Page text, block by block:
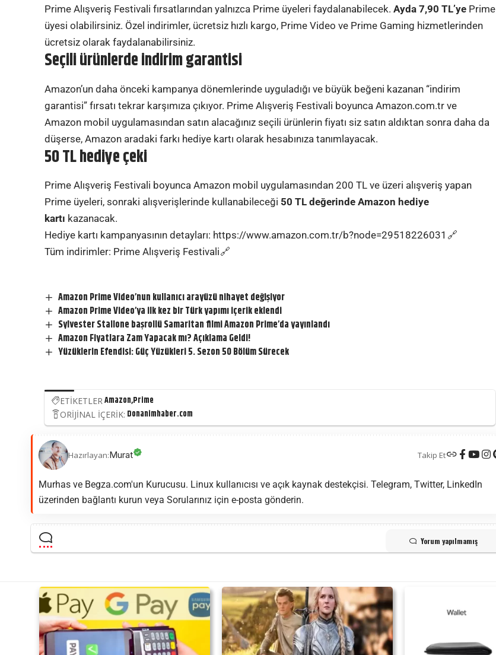
Prime Alışveriş Festivali fırsatlarından yalnızca Prime üyeleri faydalanabilecek.Ayda 7,90 TL’ye Prime
üyesi olabilirsiniz. Özel indirimler, ücretsiz hızlı kargo, Prime Video ve Prime Gaming hizmetlerinden
ücretsiz olarak faydalanabilirsiniz.
Seçili ürünlerde indirim garantisi
Amazon’un daha önceki kampanya dönemlerinde uyguladığı ve büyük beğeni kazanan “indirim
garantisi” fırsatı tekrar karşımıza çıkıyor. Prime Alışveriş Festivali boyunca Amazon.com.tr ve
Amazon mobil uygulamasından satın alacağınız seçili ürünlerin fiyatı siz satın aldıktan sonra daha da
düşerse, Amazon aradaki farkı hediye kartı olarak hesabınıza tanımlayacak.
50 TL hediye çeki
Prime Alışveriş Festivali boyunca Amazon mobil uygulamasından 200 TL ve üzeri alışveriş yapan
Prime üyeleri, sonraki alışverişlerinde kullanabileceği 50 TL değerinde Amazon hediye
kartı kazanacak.
Hediye kartı kampanyasının detayları: https://www.amazon.com.tr/b?node=29518226031
Tüm indirimler: Prime Alışveriş Festivali
Amazon Prime Video’nun kullanıcı arayüzü nihayet değişiyor
Amazon Prime Video’ya ilk kez bir Türk yapımı içerik eklendi
Sylvester Stallone başrollü Samaritan filmi Amazon Prime’da yayınlandı
Amazon Fiyatlara Zam Yapacak mı? Açıklama Geldi!
Yüzüklerin Efendisi: Güç Yüzükleri 5. Sezon 50 Bölüm Sürecek
ETİKETLERAmazonPrime
ORİJİNAL İÇERİK: Donanimhaber.com
Hazırlayan:Murat Takip Et
Murhas ve Begza.com'un Kurucusu. Linux kullanıcısı ve açık kaynak destekçisi. Telegram, Twitter, LinkedIn
üzerinden bağlantı kurun veya Sorularınız için e-posta gönderin.
Yorum yapılmamış